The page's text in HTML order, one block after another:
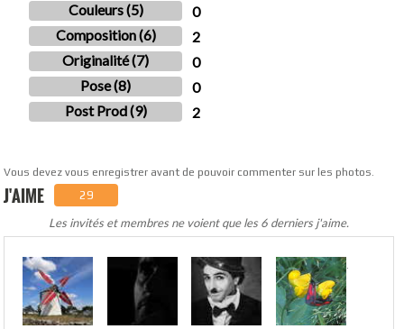
Couleurs (5)
0
Composition (6)
2
Originalité (7)
0
Pose (8)
0
Post Prod (9)
2
Vous devez vous enregistrer avant de pouvoir commenter sur les photos.
J'AIME 29
Les invités et membres ne voient que les 6 derniers j'aime.
.